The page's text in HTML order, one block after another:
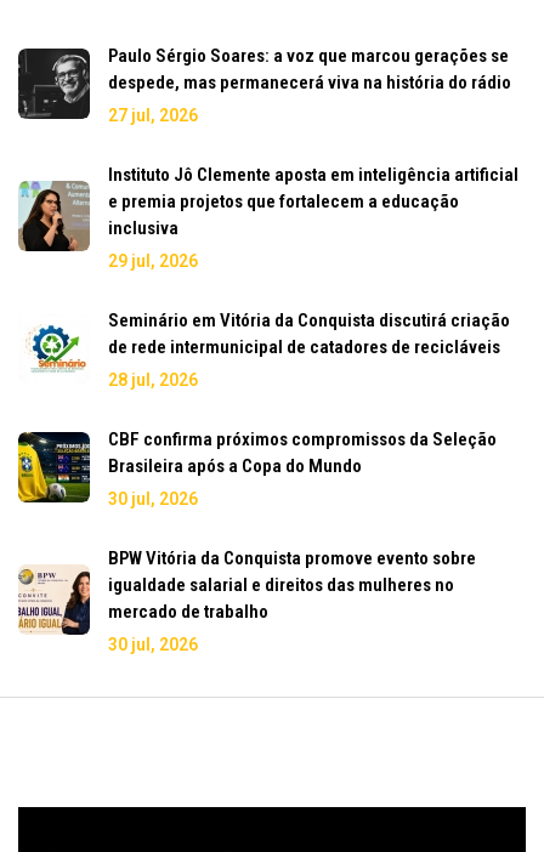
Paulo Sérgio Soares: a voz que marcou gerações se
despede, mas permanecerá viva na história do rádio
27 jul, 2026
Instituto Jô Clemente aposta em inteligência artificial
e premia projetos que fortalecem a educação
inclusiva
29 jul, 2026
Seminário em Vitória da Conquista discutirá criação
de rede intermunicipal de catadores de recicláveis
28 jul, 2026
CBF confirma próximos compromissos da Seleção
Brasileira após a Copa do Mundo
30 jul, 2026
BPW Vitória da Conquista promove evento sobre
igualdade salarial e direitos das mulheres no
mercado de trabalho
30 jul, 2026